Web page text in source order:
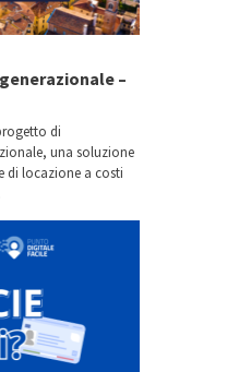
–
di
una soluzione
di locazione a costi